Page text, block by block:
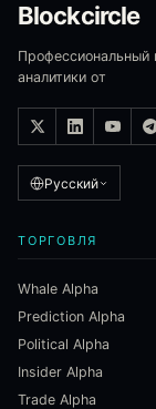
Blockcircle
Профессиональный
аналитики от
Русский
ТОРГОВЛЯ
Whale Alpha
Prediction Alpha
Political Alpha
Insider Alpha
Trade Alpha